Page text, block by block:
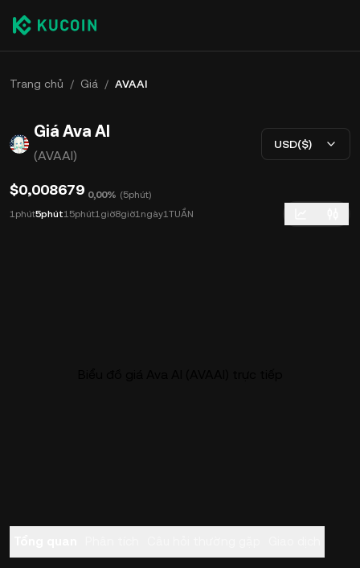
Trang chủ / Giá / AVAAI
Giá Ava AI
(AVAAI)
USD($)
$0,008679 0,00% (5phút)
1phút5phút15phút1giờ8giờ1ngày1TUẦN